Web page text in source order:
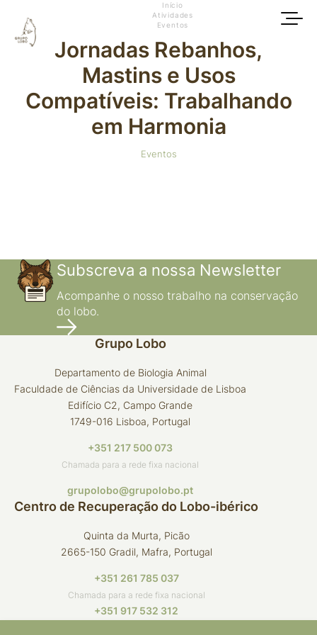
Início
Atividades
Eventos
Jornadas Rebanhos,
Mastins e Usos
Compatíveis: Trabalhando
em Harmonia
Eventos
Subscreva a nossa Newsletter
Acompanhe o nosso trabalho na conservação
do lobo.
Grupo Lobo
Departamento de Biologia Animal
Faculdade de Ciências da Universidade de Lisboa
Edifício C2, Campo Grande
1749-016 Lisboa, Portugal
+351 217 500 073
Chamada para a rede fixa nacional
grupolobo@grupolobo.pt
Centro de Recuperação do Lobo-ibérico
Quinta da Murta, Picão
2665-150 Gradil, Mafra, Portugal
+351 261 785 037
Chamada para a rede fixa nacional
+351 917 532 312